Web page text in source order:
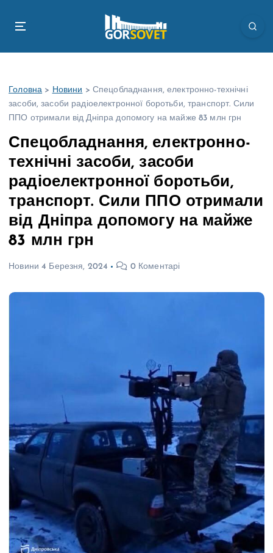
Головна > Новини > Спецобладнання, електронно-технічні
засоби, засоби радіоелектронної боротьби, транспорт. Сили
ППО отримали від Дніпра допомогу на майже 83 млн грн
Спецобладнання, електронно-
технічні засоби, засоби
радіоелектронної боротьби,
транспорт. Сили ППО отримали
від Дніпра допомогу на майже
83 млн грн
Новини 4 Березня, 2024 0 Коментарі